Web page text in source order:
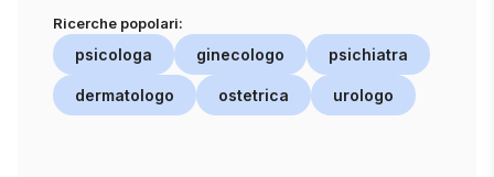
Ricerche popolari:
psicologa ginecologo psichiatra
dermatologo ostetrica urologo